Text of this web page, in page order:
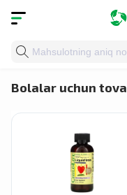
Bosh sahifa Katalog
Bolalar uchun